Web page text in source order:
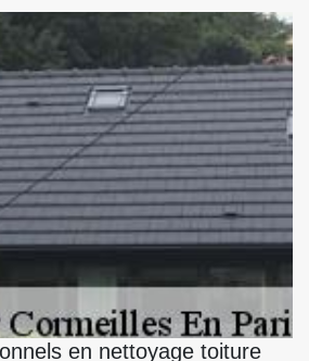
en nettoyage toiture